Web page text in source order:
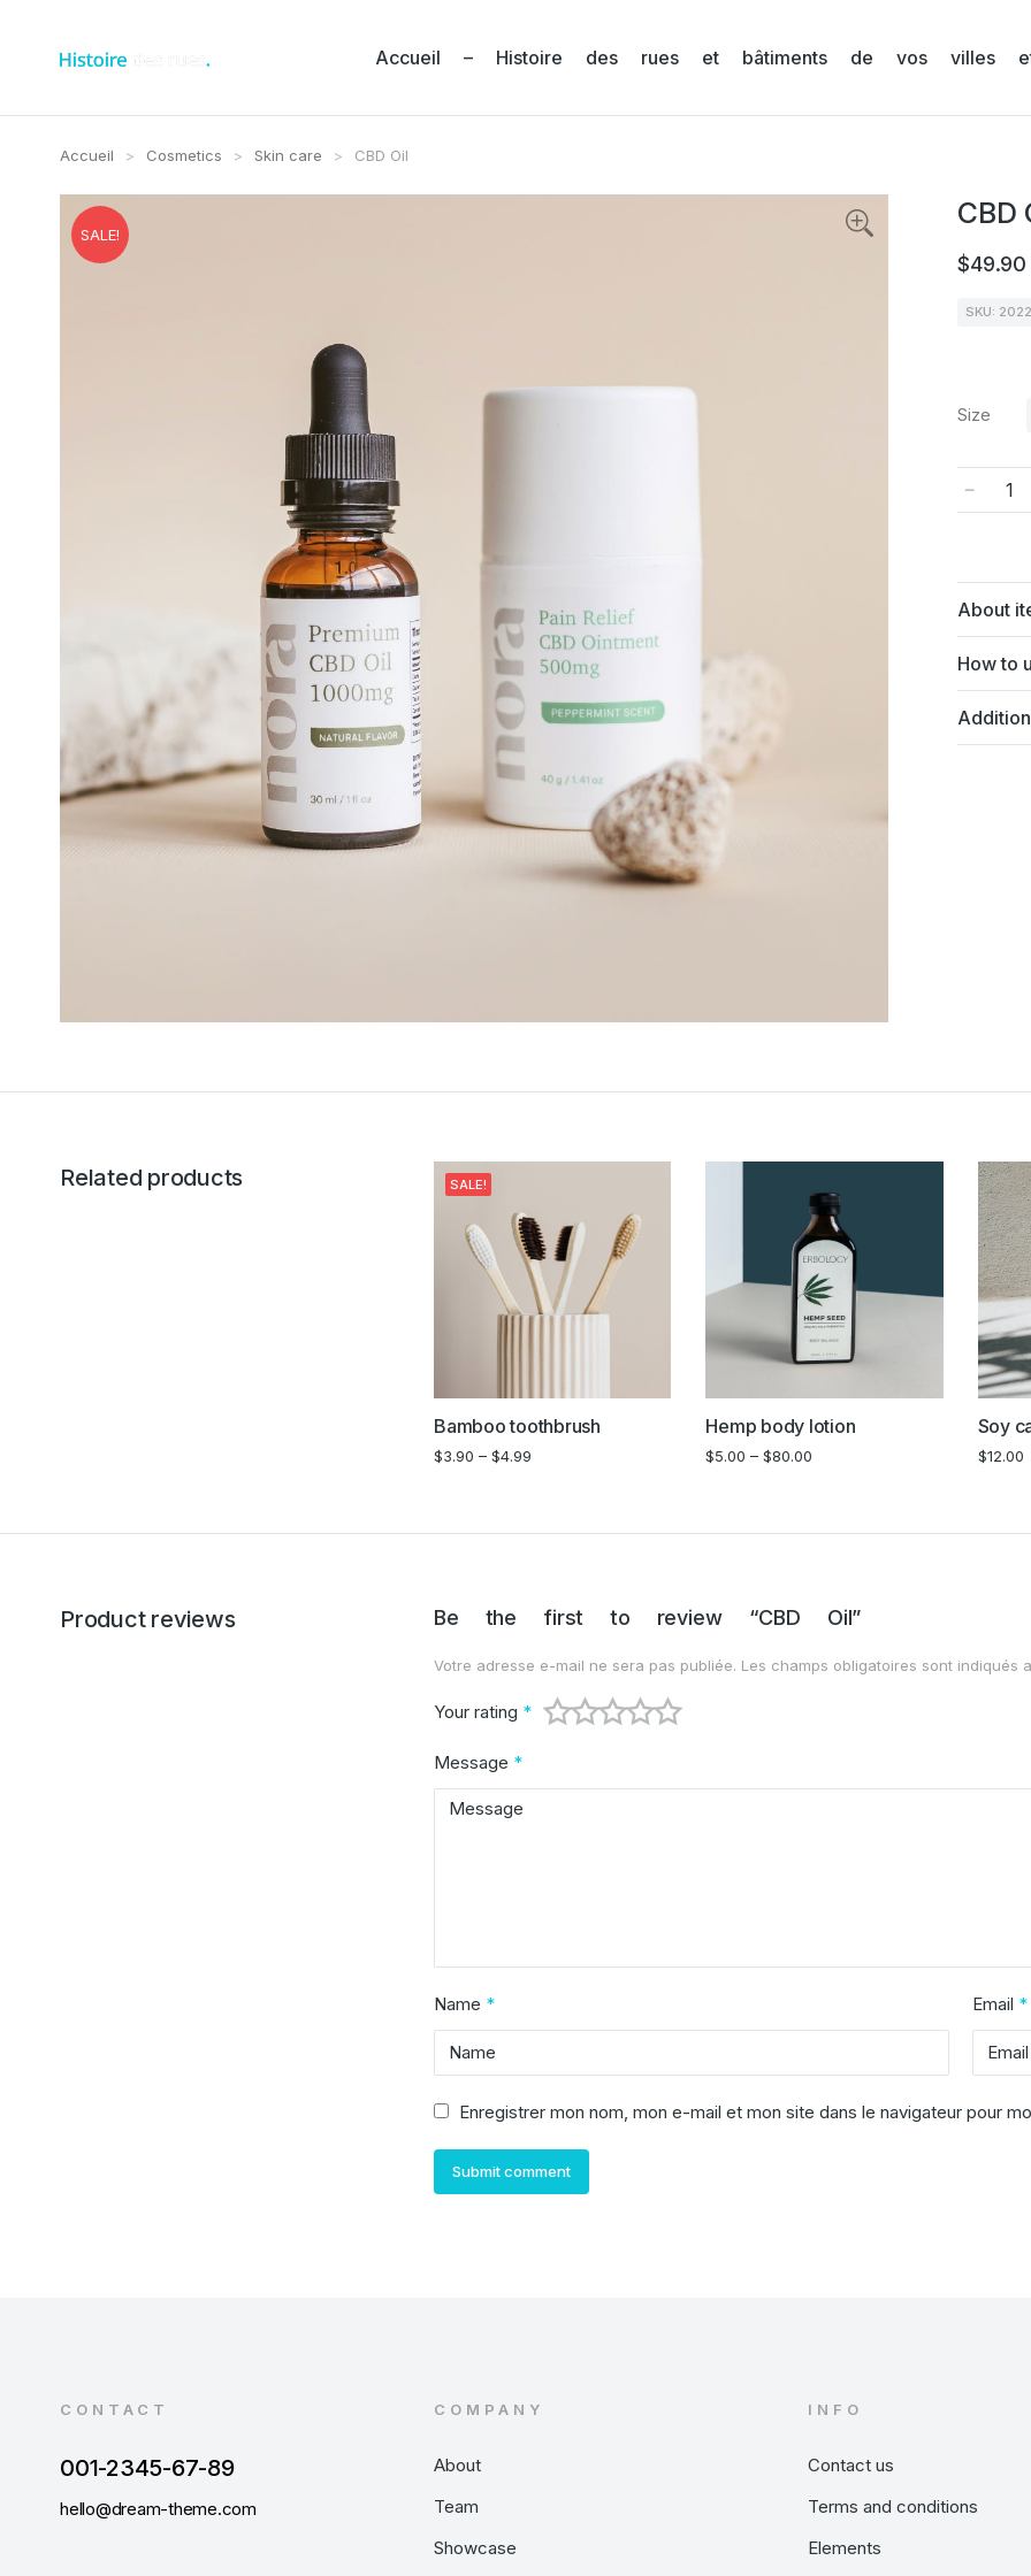
Accueil – Histoire des rues et bâtiments de vos villes
Vous êtes ici :
Accueil Cosmetics Skin care CBD Oil
SALE!
CBD
$49.90
SKU:
Size
﹣
About
How to
Related products SALE!
Bamboo toothbrush
$3.90 – $4.99
Hemp body lotion
$5.00 –$80.00
Soy
$12.00
Product reviews Be the first to review “CBD Oil”
Votre adresse e-mail ne sera pas publiée. Les champs obligatoires sont indiqués
Your rating *
Message *
Name * Email *
Enregistrer mon nom, mon e-mail et mon site dans le navigateur pour
Submit comment
CONTACT
001-2345-67-89
hello@dream-theme.com
COMPANY
About
Team
Showcase
INFO
Contact us
Terms and conditions
Elements